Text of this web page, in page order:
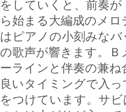
をしていくと、前奏
ら始まる大編成のメ
はピアノの小刻みな
の歌声が響きます。
ーラインと伴奏の兼
良いタイミングで入
をつけています。サ